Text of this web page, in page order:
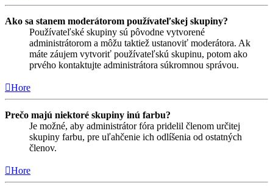
Ako sa stanem moderátorom používateľskej skupiny?
Používateľské skupiny sú pôvodne vytvorené
administrátorom a môžu taktiež ustanoviť moderátora. Ak
máte záujem vytvoriť používateľskú skupinu, potom ako
prvého kontaktujte administrátora súkromnou správou.
Hore
Prečo majú niektoré skupiny inú farbu?
Je možné, aby administrátor fóra pridelil členom určitej
skupiny farbu, pre uľahčenie ich odlíšenia od ostatných
členov.
Hore